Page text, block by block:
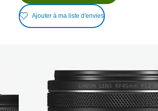
Ajouter à ma liste d'envies